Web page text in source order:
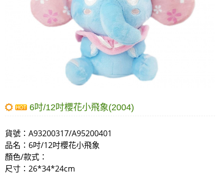
6吋/12吋櫻花小飛象(2004)
貨號： A93200317/A95200401
品名： 6吋/12吋櫻花小飛象
顏色/款式：
尺寸 ：26*34*24cm